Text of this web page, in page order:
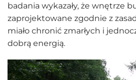
badania wykazały, że wnętrze
zaprojektowane zgodnie z
miało chronić zmarłych i
dobrą energią.